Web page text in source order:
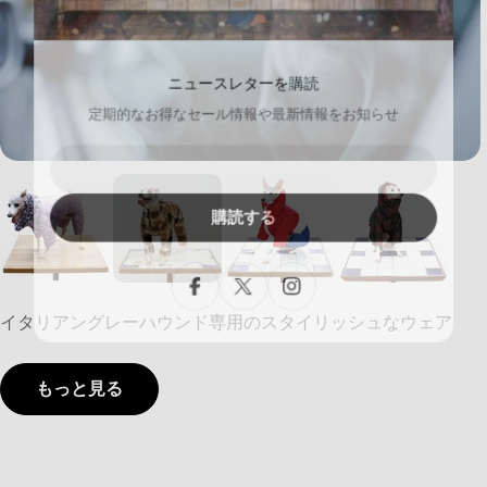
イタリアングレーハウンド専用のスタイリッシュなウェア
もっと見る
ニュースレターを購読
定期的なお得なセール情報や最新情報をお知らせ
メ
ー
ル
購読する
FacebookX (Twitter)Instagram